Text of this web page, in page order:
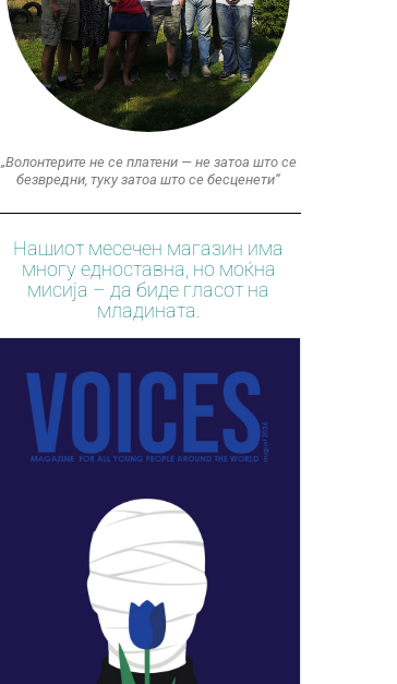
„Волонтерите не се платени — не затоа што се
безвредни, туку затоа што се бесценети“
Нашиот месечен магазин има
многу едноставна, но моќна
мисија – да биде гласот на
младината.